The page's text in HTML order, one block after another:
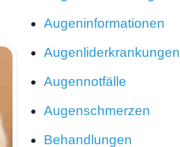
Augeninformationen
Augenliderkrankungen
Augennotfälle
Augenschmerzen
Behandlungen